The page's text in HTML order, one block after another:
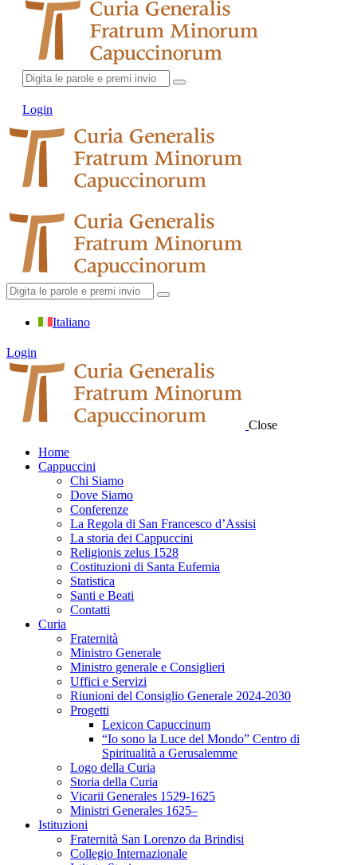
Login
Italiano
Login
Close
Home
Cappuccini
Chi Siamo
Dove Siamo
Conferenze
La Regola di San Francesco d’Assisi
La storia dei Cappuccini
Religionis zelus 1528
Costituzioni di Santa Eufemia
Statistica
Santi e Beati
Contatti
Curia
Fraternità
Ministro Generale
Ministro generale e Consiglieri
Uffici e Servizi
Riunioni del Consiglio Generale 2024-2030
Progetti
Lexicon Capuccinum
“Io sono la Luce del Mondo” Centro di
Spiritualità a Gerusalemme
Logo della Curia
Storia della Curia
Vicarii Generales 1529-1625
Ministri Generales 1625–
Istituzioni
Fraternità San Lorenzo da Brindisi
Collegio Internazionale